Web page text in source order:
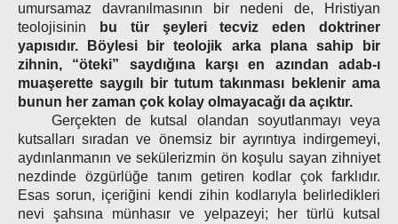
umursamaz davranılmasının bir nedeni de, Hristiyan
teolojisinin
bu tür şeyleri tecviz eden doktriner
yapısıdır. Böylesi bir teolojik arka plana sahip bir
zihnin, “öteki” saydığına karşı en azından adab-ı
muaşerette saygılı bir tutum takınması beklenir ama
bunun her zaman çok kolay olmayacağı da açıktır.
Gerçekten de kutsal olandan soyutlanmayı veya
kutsalları sıradan ve önemsiz bir ayrıntıya indirgemeyi,
aydınlanmanın ve sekülerizmin ön koşulu sayan zihniyet
nezdinde özgürlüğe tanım getiren kodlar çok farklıdır.
Esas sorun, içeriğini kendi zihin kodlarıyla belirledikleri
nevi şahsına münhasır ve yelpazeyi; her türlü kutsal